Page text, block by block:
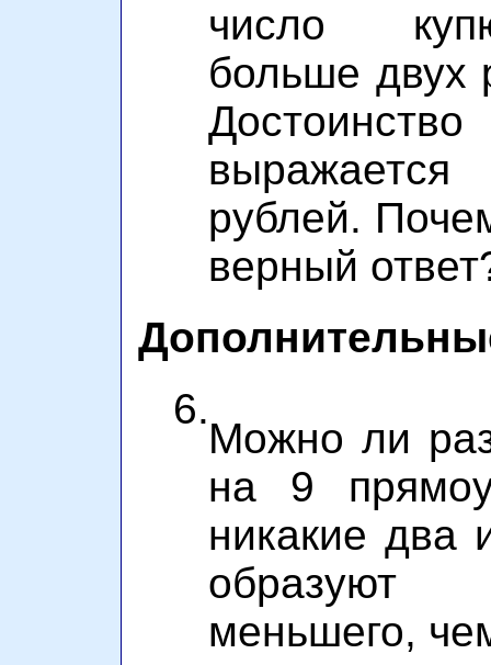
число
больше двух
рублей.
верный
6.
Можно ли
на 9
никакие два
образуют
меньшего,